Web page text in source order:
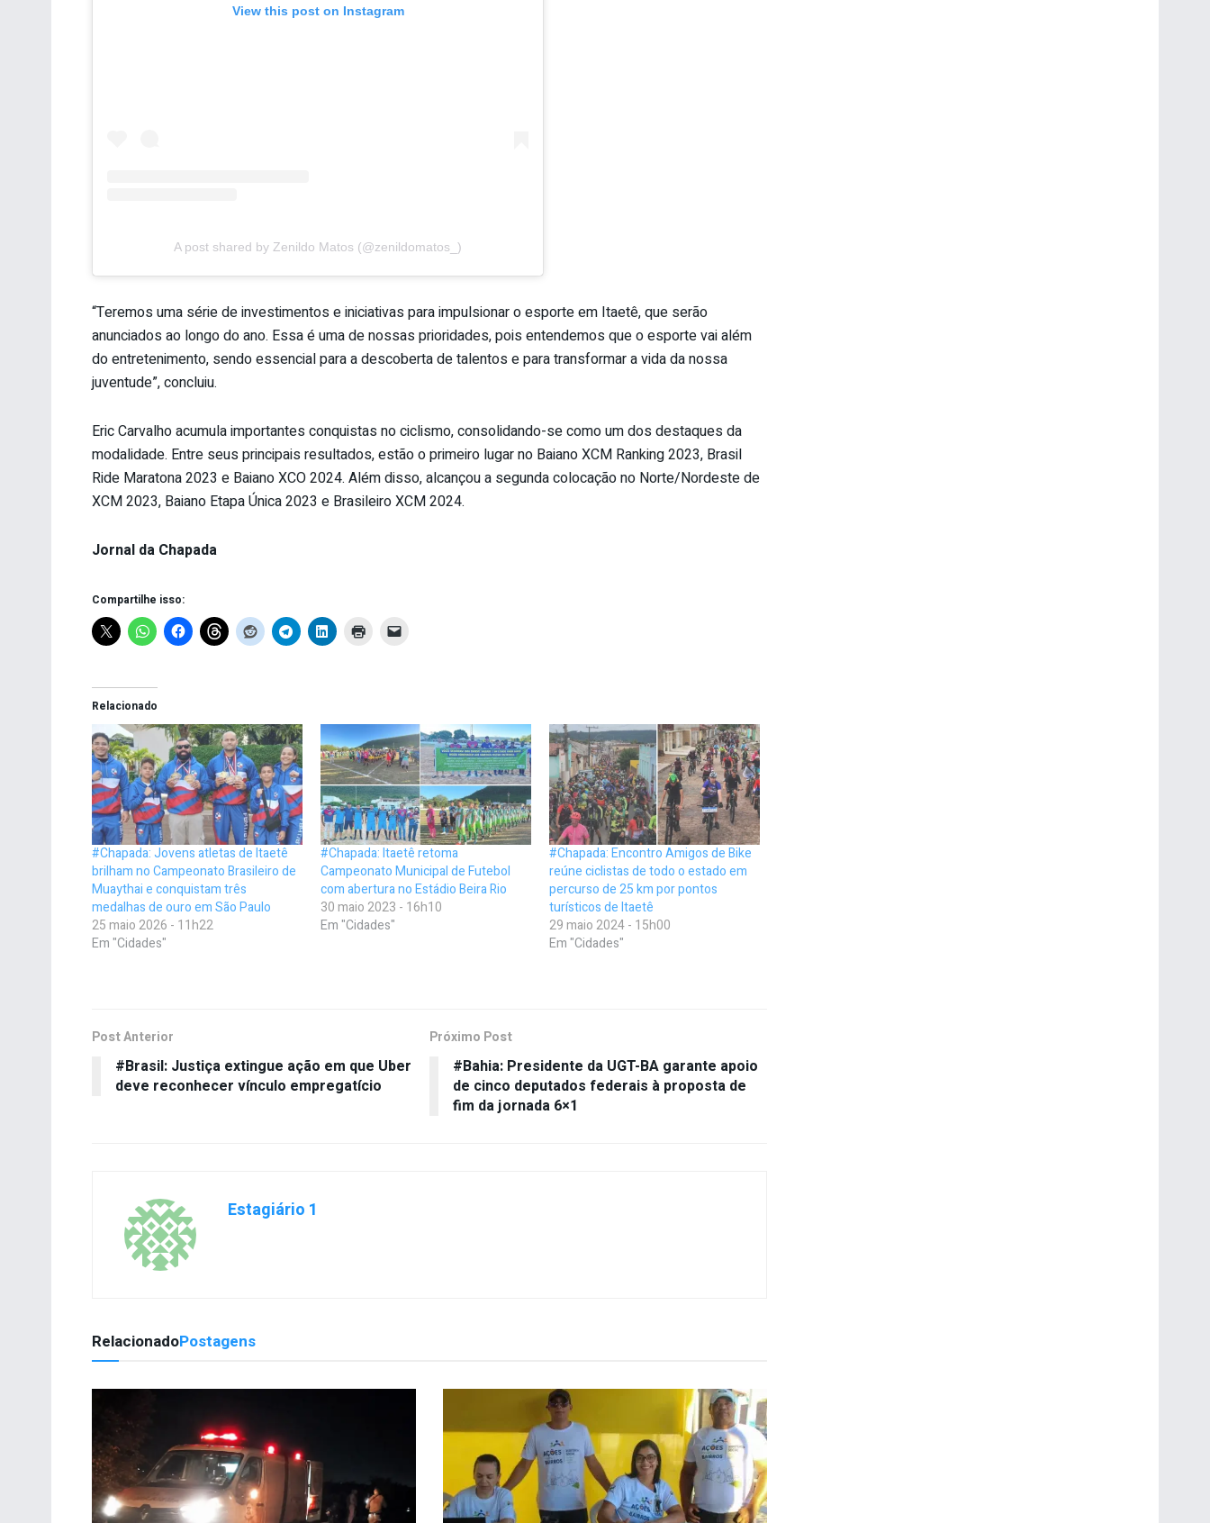
View this post on Instagram
A post shared by Zenildo Matos (@zenildomatos_)
“Teremos uma série de investimentos e iniciativas para impulsionar o esporte em Itaetê, que serão
anunciados ao longo do ano. Essa é uma de nossas prioridades, pois entendemos que o esporte vai além
do entretenimento, sendo essencial para a descoberta de talentos e para transformar a vida da nossa
juventude”, concluiu.
Eric Carvalho acumula importantes conquistas no ciclismo, consolidando-se como um dos destaques da
modalidade. Entre seus principais resultados, estão o primeiro lugar no Baiano XCM Ranking 2023, Brasil
Ride Maratona 2023 e Baiano XCO 2024. Além disso, alcançou a segunda colocação no Norte/Nordeste de
XCM 2023, Baiano Etapa Única 2023 e Brasileiro XCM 2024.
Jornal da Chapada
Compartilhe isso:
Relacionado
#Chapada: Jovens atletas de Itaetê
brilham no Campeonato Brasileiro de
Muaythai e conquistam três
medalhas de ouro em São Paulo
25 maio 2026 - 11h22
Em "Cidades"
#Chapada: Itaetê retoma
Campeonato Municipal de Futebol
com abertura no Estádio Beira Rio
30 maio 2023 - 16h10
Em "Cidades"
#Chapada: Encontro Amigos de Bike
reúne ciclistas de todo o estado em
percurso de 25 km por pontos
turísticos de Itaetê
29 maio 2024 - 15h00
Em "Cidades"
Post Anterior
#Brasil: Justiça extingue ação em que Uber
deve reconhecer vínculo empregatício
Próximo Post
#Bahia: Presidente da UGT-BA garante apoio
de cinco deputados federais à proposta de
fim da jornada 6×1
Estagiário 1
RelacionadoPostagens